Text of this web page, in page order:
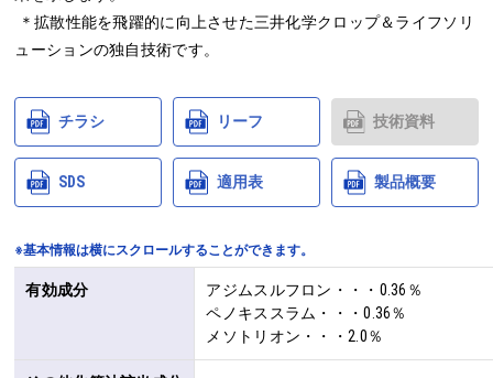
チラシ リーフ 技術資料
SDS 適用表 製品概要
※基本情報は横にスクロールすることができます。
有効成分
アジムスルフロン・・・0.36％
ペノキススラム・・・0.36％
メソトリオン・・・2.0％